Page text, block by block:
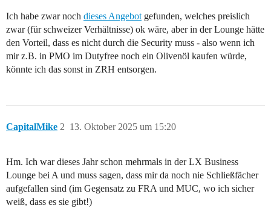
Ich habe zwar noch dieses Angebot gefunden, welches preislich
zwar (für schweizer Verhältnisse) ok wäre, aber in der Lounge hätte
den Vorteil, dass es nicht durch die Security muss - also wenn ich
mir z.B. in PMO im Dutyfree noch ein Olivenöl kaufen würde,
könnte ich das sonst in ZRH entsorgen.
CapitalMike 13. Oktober 2025 um 15:20
2
Hm. Ich war dieses Jahr schon mehrmals in der LX Business
Lounge bei A und muss sagen, dass mir da noch nie Schließfächer
aufgefallen sind (im Gegensatz zu FRA und MUC, wo ich sicher
weiß, dass es sie gibt!)